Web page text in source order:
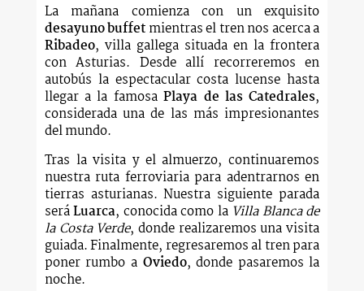
La mañana comienza con un exquisito
desayuno buffet mientras el tren nos acerca a
Ribadeo, villa gallega situada en la frontera
con Asturias. Desde allí recorreremos en
autobús la espectacular costa lucense hasta
llegar a la famosaPlaya de las Catedrales,
considerada una de las más impresionantes
del mundo.
Tras la visita y el almuerzo, continuaremos
nuestra ruta ferroviaria para adentrarnos en
tierras asturianas. Nuestra siguiente parada
seráLuarca, conocida como la Villa Blanca de
la Costa Verde, donde realizaremos una visita
guiada. Finalmente, regresaremos al tren para
poner rumbo a Oviedo, donde pasaremos la
noche.